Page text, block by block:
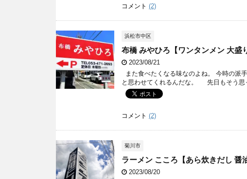
コメント (2)
浜松市中区
布橋 みやひろ【ワンタンメン 大盛
2023/08/21
また食べたくなる味なのよね。 今時の派
と思わせてくれるんだな。 先日もそう思
コメント (2)
菊川市
ラーメン こころ【あら炊きだし 醤
2023/08/20